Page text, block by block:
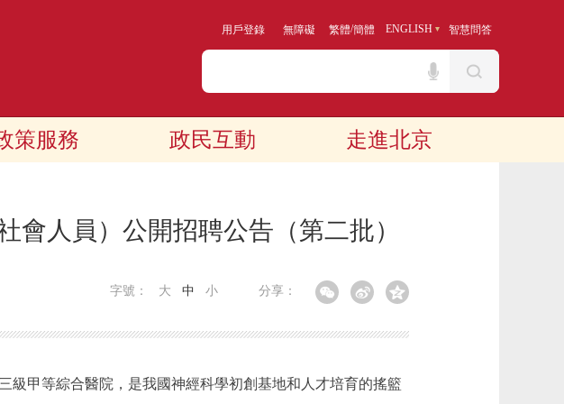
用戶登錄 無障礙 繁體/簡體 ENGLISH 智慧問答
策服務 政民互動 走進北京
人員）公開招聘公告（第二批）
分享：
字號： 大 中 小
甲等綜合醫院，是我國神經科學初創基地和人才培育的搖籃